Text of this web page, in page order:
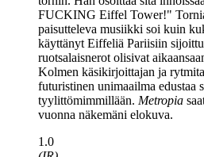
FUCKING Eiffel Tower!"
paisutteleva musiikki soi kuin
käyttänyt Eiffeliä Pariisiin
ruotsalaisnerot olisivat
Kolmen käsikirjoittajan ja
futuristinen unimaailma edustaa
tyylittömimmillään. Metropia
vuonna näkemäni elokuva.
1.0